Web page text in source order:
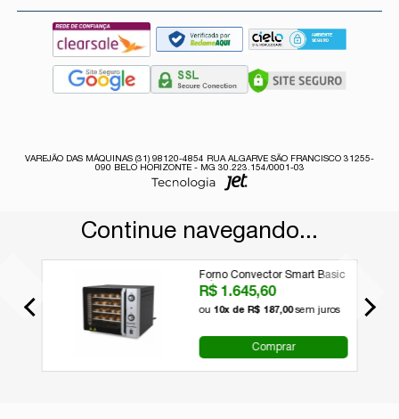
VAREJÃO DAS MÁQUINAS (31) 98120-4854 RUA ALGARVE SÃO FRANCISCO 31255-
090 BELO HORIZONTE - MG 30.223.154/0001-03